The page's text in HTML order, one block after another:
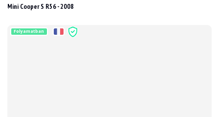
Mini Cooper S R56 - 2008
Folyamatban